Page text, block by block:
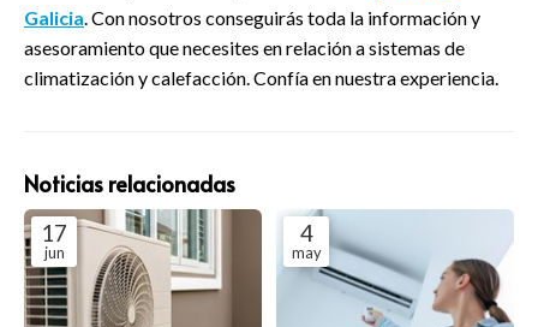
Galicia . Con nosotros conseguirás toda la información y
asesoramiento que necesites en relación a sistemas de
climatización y calefacción. Confía en nuestra experiencia.
Noticias relacionadas
17
jun
4
may